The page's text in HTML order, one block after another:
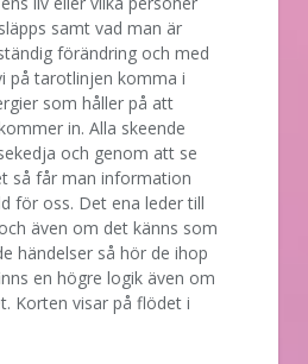
samt vad man är
förändring och med
på tarotlinjen komma i
som håller på att
in. Alla skeende
och genom att se
så får man information
för oss. Det ena leder till
även om det känns som
händelser så hör de ihop
en högre logik även om
Korten visar på flödet i